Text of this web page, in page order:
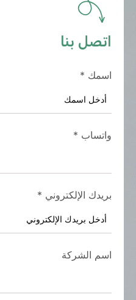
اتصل بنا
اسمك *
واتساب *
بريدك الإلكتروني *
اسم الشركة